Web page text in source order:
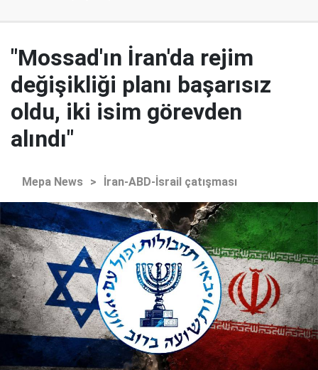
"Mossad'ın İran'da rejim
değişikliği planı başarısız
oldu, iki isim görevden
alındı"
Mepa News > İran-ABD-İsrail çatışması